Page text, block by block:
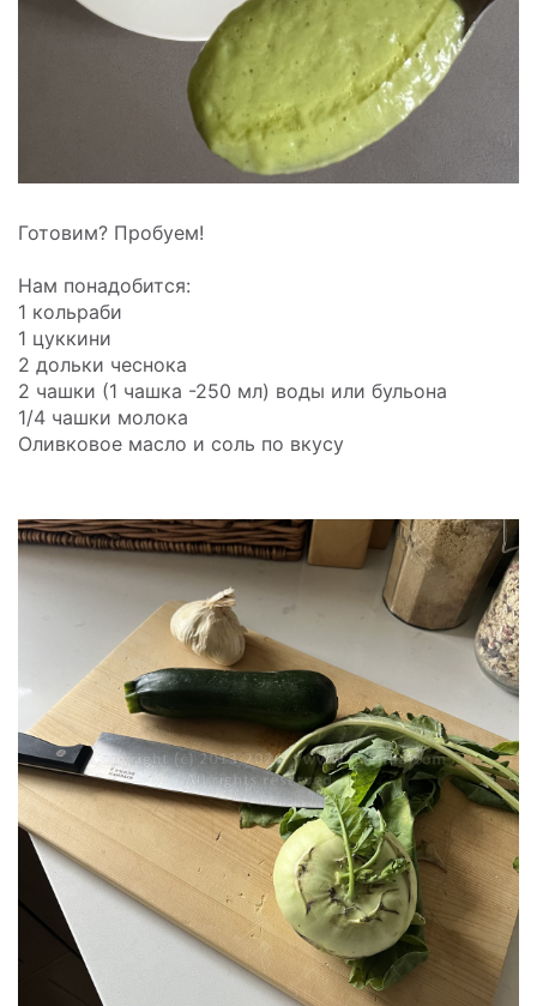
Готовим? Пробуем!
Нам понадобится:
1 кольраби
1 цуккини
2 дольки чеснока
2 чашки (1 чашка -250 мл) воды или бульона
1/4 чашки молока
Оливковое масло и соль по вкусу